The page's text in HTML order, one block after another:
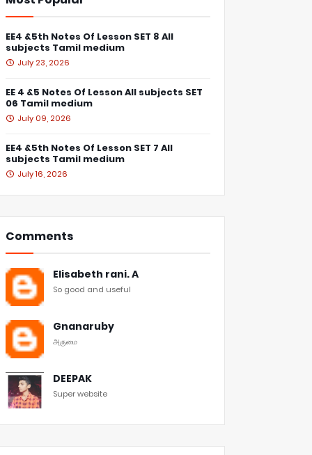
EE4 &5th Notes Of Lesson SET 8 All
subjects Tamil medium
July 23, 2026
EE 4 &5 Notes Of Lesson All subjects SET
06 Tamil medium
July 09, 2026
EE4 &5th Notes Of Lesson SET 7 All
subjects Tamil medium
July 16, 2026
Comments
Elisabeth rani. A
So good and useful
Gnanaruby
அருமை
DEEPAK
Super website